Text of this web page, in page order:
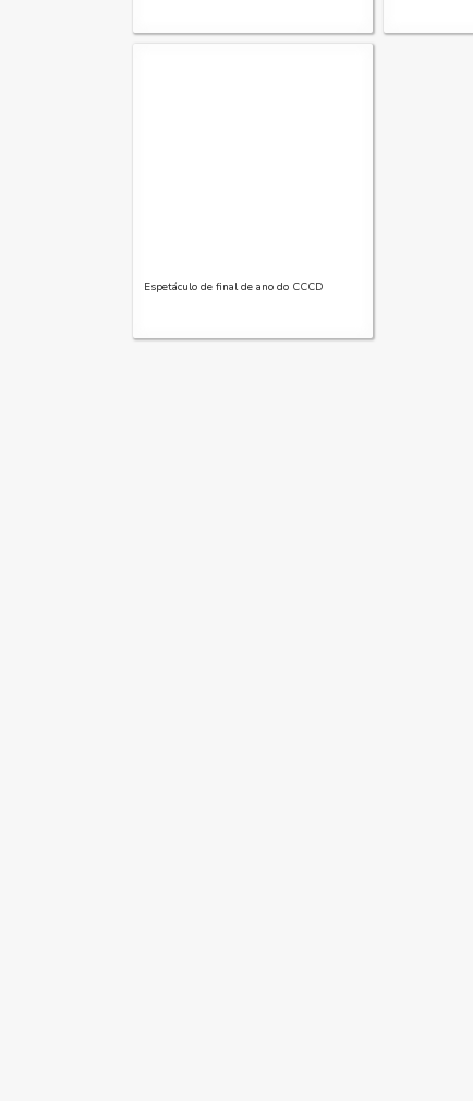
Espetáculo de final de ano do CCCD